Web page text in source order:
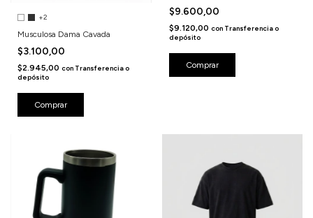
+2
Musculosa Dama Cavada
$3.100,00
$2.945,00 con Transferencia o
depósito
Comprar
$9.600,00
$9.120,00 con Transferencia o
depósito
Comprar